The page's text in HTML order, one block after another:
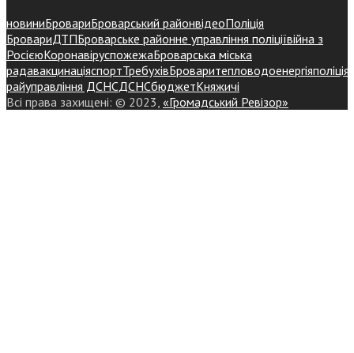
новиниБровариБроварський районвідеоПоліція
БровариДТПБроварське районне управління поліціївійна з
РосієюКоронавіруспожежаБроварська міська
радавакцинаціяспортТребухівБроваритепловодоенергіяполіція
райуправління ДСНСДСНСбюджетКняжичі
Всі права захищені: © 2023, «Громадський Ревізор»